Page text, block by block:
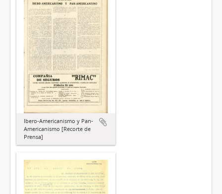
Ibero-Americanismo y Pan-
Americanismo [Recorte de
Prensa]